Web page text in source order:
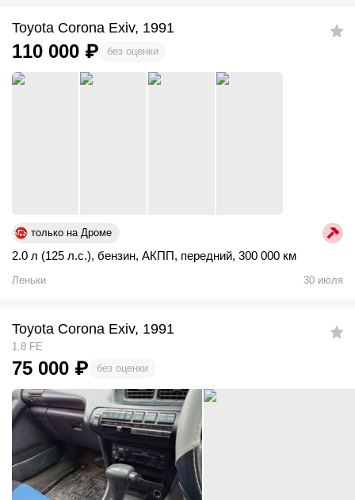
Toyota Corona Exiv, 1991
110 000 ₽ без оценки
только на Дроме
2.0 л (125 л.с.), бензин, АКПП, передний, 300 000 км
Леньки 30 июля
Toyota Corona Exiv, 1991
1.8 FE
75 000 ₽ без оценки